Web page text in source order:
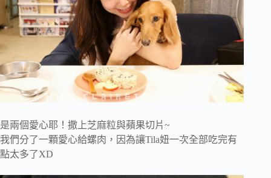
是兩個愛心耶！撒上芝麻粒與蘋果切片~
我們分了一顆愛心給螺肉，因為讓Tila妞一次全部吃完有
點太多了XD